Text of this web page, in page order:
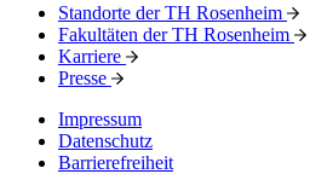
Standorte der TH Rosenheim
Fakultäten der TH Rosenheim
Karriere
Presse
Impressum
Datenschutz
Barrierefreiheit